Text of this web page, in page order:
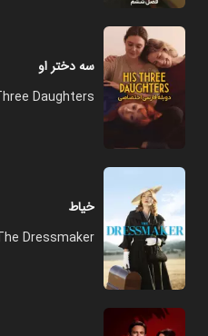
سه دختر او
Daughters
خیاط
Dressmaker